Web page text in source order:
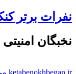
نفرات برتر
نخبگان امنیتی